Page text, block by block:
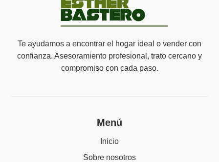
Te ayudamos a encontrar el hogar ideal o vender con
confianza. Asesoramiento profesional, trato cercano y
compromiso con cada paso.
Menú
Inicio
Sobre nosotros